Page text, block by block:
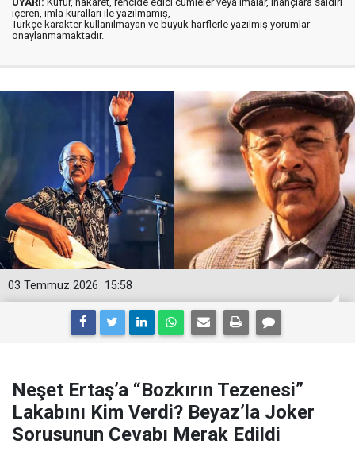
içeren, imla kuralları ile yazılmamış,
Türkçe karakter kullanılmayan ve büyük harflerle yazılmış yorumlar
onaylanmamaktadır.
15:58
03 Temmuz 2026
Neşet Ertaş’a “Bozkırın Tezenesi”
Lakabını Kim Verdi? Beyaz’la Joker
Sorusunun Cevabı Merak Edildi